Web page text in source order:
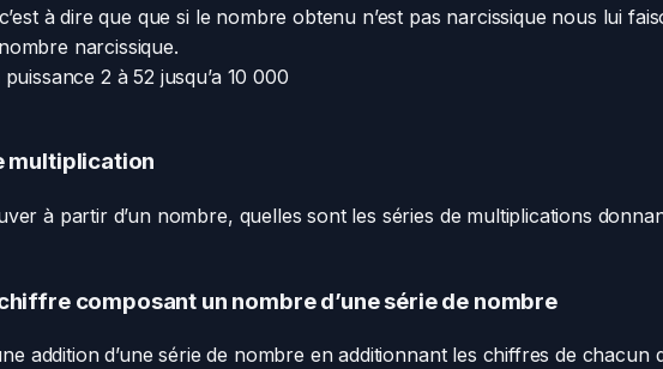
à dire que que si le nombre obtenu n’est pas narcissique nous lui
narcissique.
2 à 52 jusqu’a 10 000
multiplication
à partir d’un nombre, quelles sont les séries de multiplications
composant un nombre d’une série de nombre
addition d’une série de nombre en additionnant les chiffres de chacun